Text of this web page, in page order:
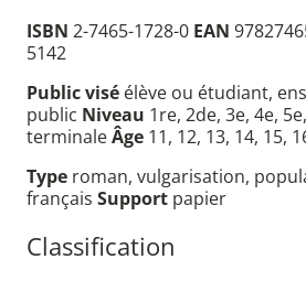
ISBN 2-7465-1728-0 EAN
5142
Public visé élève ou étudiant,
public Niveau 1re, 2de, 3e, 4e,
terminaleÂge 11, 12, 13, 14, 15,
Type roman, vulgarisation,
français Support papier
Classification